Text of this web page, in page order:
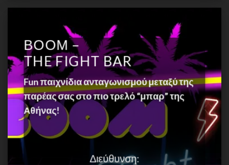
ΒΟΟΜ –
THE FIGHT BAR
Fun παιχνίδια ανταγωνισμού μεταξύ της
παρέας σας στο πιο τρελό “μπαρ” της
Αθήνας!
Διεύθυνση: